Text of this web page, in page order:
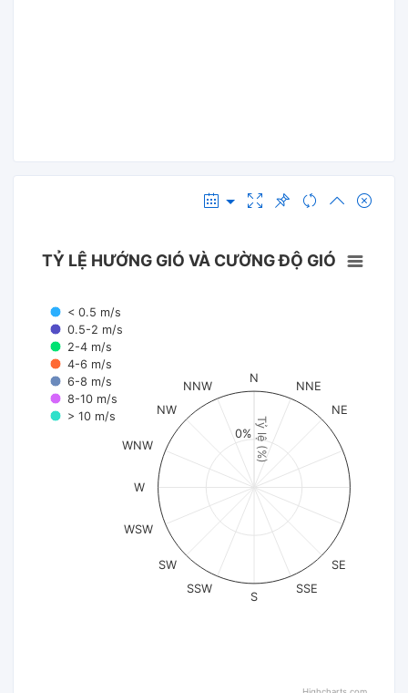
Tỷ lệ (%)
TỶ LỆ HƯỚNG GIÓ VÀ CƯỜNG ĐỘ GIÓ
< 0.5 m/s
0.5-2 m/s
2-4 m/s
4-6 m/s
6-8 m/s
8-10 m/s
> 10 m/s
N
NNE
NE
SE
SSE
S
SSW
SW
WSW
W
WNW
NW
NNW
0%